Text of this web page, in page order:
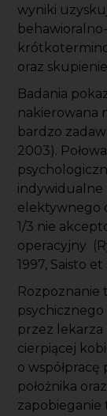
wyniki
oraz
Badania
nakierowana
bardzo
2003).
indywidualne
elektywnego
1/3 nie
operacyjny
1997, Saisto et
Rozpoznanie
przez lekarza
cierpiącej
o
położnika